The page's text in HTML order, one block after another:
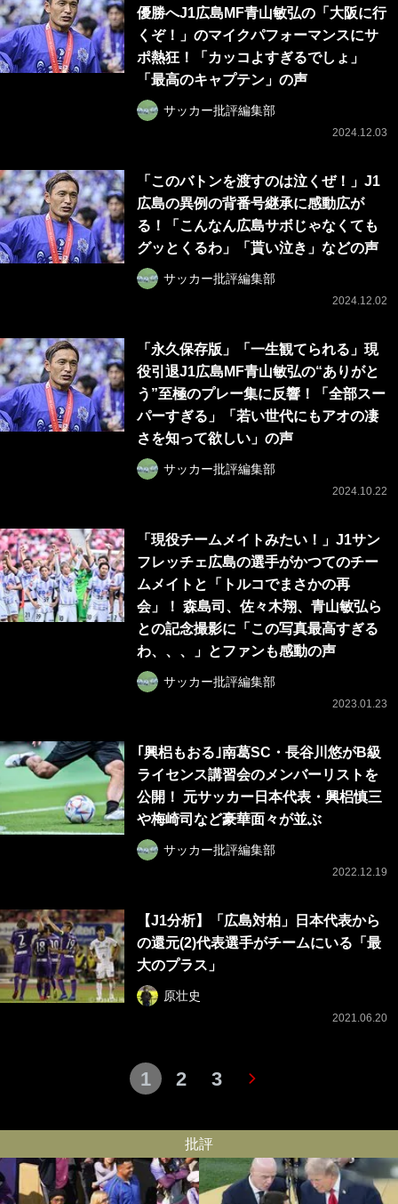
優勝へJ1広島MF青山敏弘の「大阪に行
くぞ！」のマイクパフォーマンスにサ
ポ熱狂！「カッコよすぎるでしょ」
「最高のキャプテン」の声
サッカー批評編集部
2024.12.03
「このバトンを渡すのは泣くぜ！」J1
広島の異例の背番号継承に感動広が
る！「こんなん広島サボじゃなくても
グッとくるわ」「貰い泣き」などの声
サッカー批評編集部
2024.12.02
「永久保存版」「一生観てられる」現
役引退J1広島MF青山敏弘の“ありがと
う”至極のプレー集に反響！「全部スー
パーすぎる」「若い世代にもアオの凄
さを知って欲しい」の声
サッカー批評編集部
2024.10.22
「現役チームメイトみたい！」J1サン
フレッチェ広島の選手がかつてのチー
ムメイトと「トルコでまさかの再
会」！ 森島司、佐々木翔、青山敏弘ら
との記念撮影に「この写真最高すぎる
わ、、、」とファンも感動の声
サッカー批評編集部
2023.01.23
｢興梠もおる｣南葛SC・長谷川悠がB級
ライセンス講習会のメンバーリストを
公開！ 元サッカー日本代表・興梠慎三
や梅崎司など豪華面々が並ぶ
サッカー批評編集部
2022.12.19
【J1分析】「広島対柏」日本代表から
の還元(2)代表選手がチームにいる「最
大のプラス」
原壮史
2021.06.20
1 2 3
批評